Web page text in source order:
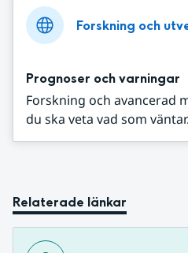
Forskning och
Prognoser och varningar
Forskning och avancerad
du ska veta vad som väntar.
Relaterade länkar